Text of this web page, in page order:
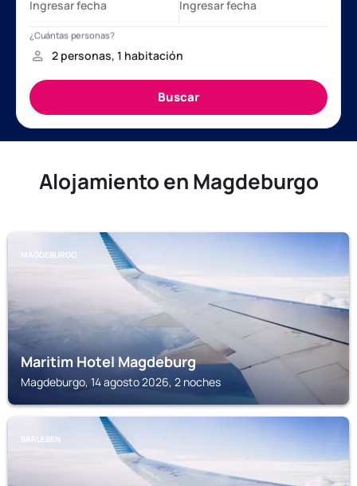
Alojamiento en Magdeburgo
MAGDEBURGO
Maritim Hotel Magdeburg
Magdeburgo, 14 agosto 2026, 2 noches
BARLEBEN